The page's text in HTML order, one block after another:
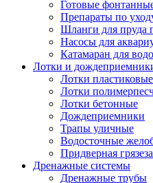
Готовые
Препараты по
Шланги для пруда
Насосы для
Катамаран для
Лотки и
Лотки пластиковые
Лотки
Лотки бетонные
Дождеприемники
Трапы уличные
Водосточные
Придверная
Дренажные системы
Дренажные трубы